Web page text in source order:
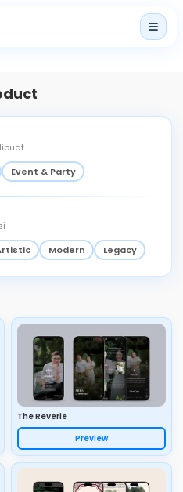
Event & Party
Modern Legacy
The Reverie
Preview